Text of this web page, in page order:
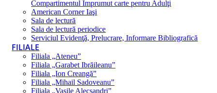
Compartimentul Împrumut carte pentru Adulţi
American Corner Iaşi
Sala de lectură
Sala de lectură periodice
Serviciul Evidenţă, Prelucrare, Informare Bibliografică
FILIALE
Filiala „Ateneu”
Filiala „Garabet Ibrăileanu”
Filiala „Ion Creangă”
Filiala „Mihail Sadoveanu”
Filiala „Vasile Alecsandri”